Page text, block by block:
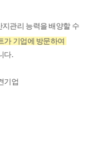
관리 능력을 배양할 수
가 기업에 방문하여
다.
기업